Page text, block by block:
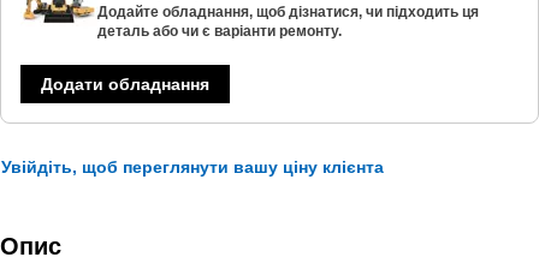
Додайте обладнання, щоб дізнатися, чи підходить ця
деталь або чи є варіанти ремонту.
Додати обладнання
Увійдіть, щоб переглянути вашу ціну клієнта
Опис